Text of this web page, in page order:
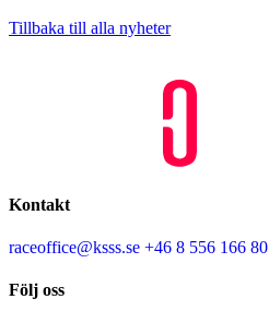
Tillbaka till alla nyheter
Kontakt
raceoffice@ksss.se +46 8 556 166 80
Följ oss